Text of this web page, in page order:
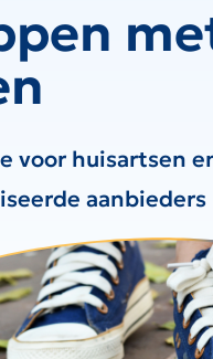
voor huisartsen
aanbieders